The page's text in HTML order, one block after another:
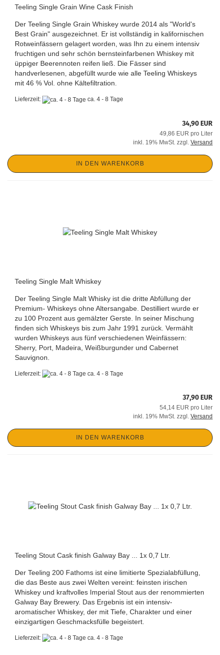
Teeling Single Grain Wine Cask Finish
Der Teeling Single Grain Whiskey wurde 2014 als "World's
Best Grain" ausgezeichnet. Er ist vollständig in kalifornischen
Rotweinfässern gelagert worden, was Ihn zu einem intensiv
fruchtigen und sehr schön bernsteinfarbenen Whiskey mit
üppiger Beerennoten reifen ließ. Die Fässer sind
handverlesenen, abgefüllt wurde wie alle Teeling Whiskeys
mit 46 % Vol. ohne Kältefiltration.
Lieferzeit: ca. 4 - 8 Tage
34,90 EUR
49,86 EUR pro Liter
inkl. 19% MwSt. zzgl. Versand
IN DEN WARENKORB
Teeling Single Malt Whiskey
Der Teeling Single Malt Whisky ist die dritte Abfüllung der
Premium- Whiskeys ohne Altersangabe. Destilliert wurde er
zu 100 Prozent aus gemälzter Gerste. In seiner Mischung
finden sich Whiskeys bis zum Jahr 1991 zurück. Vermählt
wurden Whiskeys aus fünf verschiedenen Weinfässern:
Sherry, Port, Madeira, Weißburgunder und Cabernet
Sauvignon.
Lieferzeit: ca. 4 - 8 Tage
37,90 EUR
54,14 EUR pro Liter
inkl. 19% MwSt. zzgl. Versand
IN DEN WARENKORB
Teeling Stout Cask finish Galway Bay ... 1x 0,7 Ltr.
Der Teeling 200 Fathoms ist eine limitierte Spezialabfüllung,
die das Beste aus zwei Welten vereint: feinsten irischen
Whiskey und kraftvolles Imperial Stout aus der renommierten
Galway Bay Brewery. Das Ergebnis ist ein intensiv-
aromatischer Whiskey, der mit Tiefe, Charakter und einer
einzigartigen Geschmacksfülle begeistert.
Lieferzeit: ca. 4 - 8 Tage